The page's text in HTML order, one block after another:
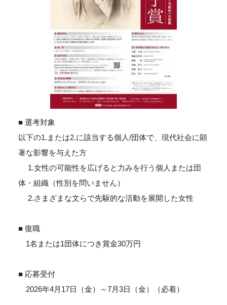
■ 選考対象
以下の1.または2.に該当する個人/団体で、現代社会に顕
著な影響を与えた方
1.女性の可能性を広げると力みを行う個人または団
体・組織（性別を問いません）
2.さまざまな文らで先駆的な活動を展開した女性
■ 復職
1名または1団体につき賞金30万円
■ 応募受付
2026年4月17日（金）～7月3日（金）（必着）